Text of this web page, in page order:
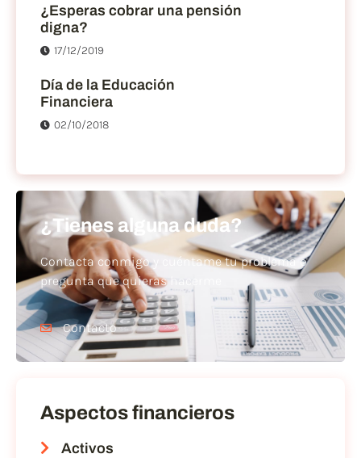
¿Esperas cobrar una pensión
digna?
17/12/2019
Día de la Educación
Financiera
02/10/2018
¿Tienes alguna duda?
Contacta conmigo y cuéntame tu problema o
pregunta que quieras hacerme
Contacto
Aspectos financieros
Activos